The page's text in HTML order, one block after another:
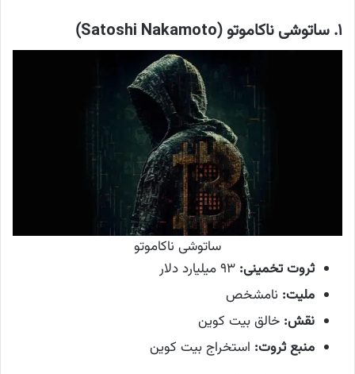
۱. ساتوشی ناکاموتو (Satoshi Nakamoto)
ساتوشی ناکاموتو
ثروت تخمینی: ۹۳ میلیارد دلار
ملیت: نامشخص
نقش: خالق بیت کوین
منبع ثروت: استخراج بیت کوین